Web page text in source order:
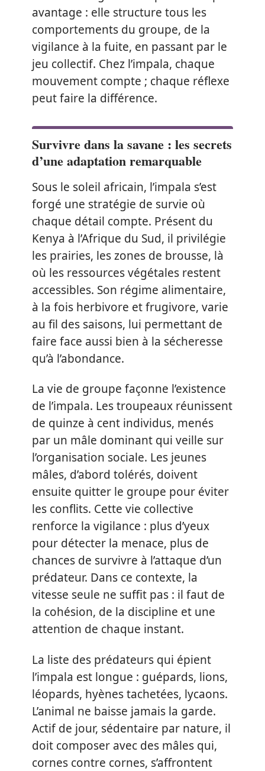
avantage : elle structure tous les
comportements du groupe, de la
vigilance à la fuite, en passant par le
jeu collectif. Chez l’impala, chaque
mouvement compte ; chaque réflexe
peut faire la différence.
Survivre dans la savane : les secrets
d’une adaptation remarquable
Sous le soleil africain, l’impala s’est
forgé une stratégie de survie où
chaque détail compte. Présent du
Kenya à l’Afrique du Sud, il privilégie
les prairies, les zones de brousse, là
où les ressources végétales restent
accessibles. Son régime alimentaire,
à la fois herbivore et frugivore, varie
au fil des saisons, lui permettant de
faire face aussi bien à la sécheresse
qu’à l’abondance.
La vie de groupe façonne l’existence
de l’impala. Les troupeaux réunissent
de quinze à cent individus, menés
par un mâle dominant qui veille sur
l’organisation sociale. Les jeunes
mâles, d’abord tolérés, doivent
ensuite quitter le groupe pour éviter
les conflits. Cette vie collective
renforce la vigilance : plus d’yeux
pour détecter la menace, plus de
chances de survivre à l’attaque d’un
prédateur. Dans ce contexte, la
vitesse seule ne suffit pas : il faut de
la cohésion, de la discipline et une
attention de chaque instant.
La liste des prédateurs qui épient
l’impala est longue : guépards, lions,
léopards, hyènes tachetées, lycaons.
L’animal ne baisse jamais la garde.
Actif de jour, sédentaire par nature, il
doit composer avec des mâles qui,
cornes contre cornes, s’affrontent